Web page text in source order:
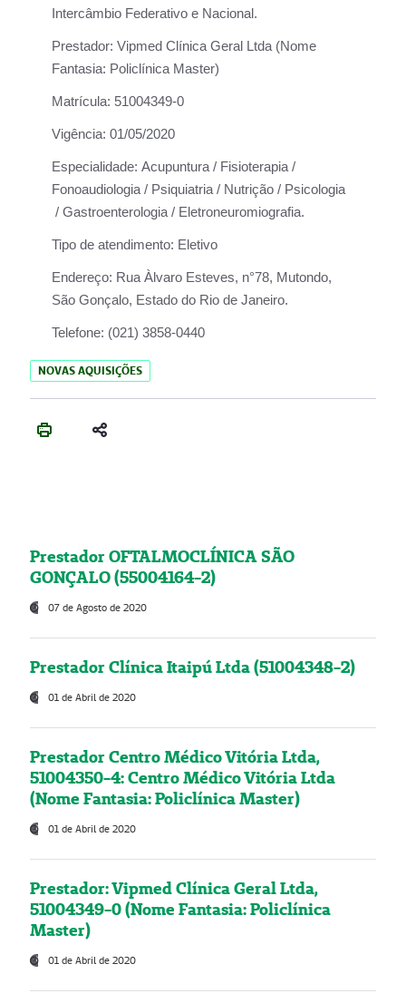
Intercâmbio Federativo e Nacional.
Prestador: Vipmed Clínica Geral Ltda (Nome
Fantasia: Policlínica Master)
Matrícula: 51004349-0
Vigência: 01/05/2020
Especialidade: Acupuntura / Fisioterapia /
Fonoaudiologia / Psiquiatria / Nutrição / Psicologia
/ Gastroenterologia / Eletroneuromiografia.
Tipo de atendimento: Eletivo
Endereço: Rua Àlvaro Esteves, n°78, Mutondo,
São Gonçalo, Estado do Rio de Janeiro.
Telefone: (021) 3858-0440
NOVAS AQUISIÇÕES
Prestador OFTALMOCLÍNICA SÃO
GONÇALO (55004164-2)
07 de Agosto de 2020
Prestador Clínica Itaipú Ltda (51004348-2)
01 de Abril de 2020
Prestador Centro Médico Vitória Ltda,
51004350-4: Centro Médico Vitória Ltda
(Nome Fantasia: Policlínica Master)
01 de Abril de 2020
Prestador: Vipmed Clínica Geral Ltda,
51004349-0 (Nome Fantasia: Policlínica
Master)
01 de Abril de 2020